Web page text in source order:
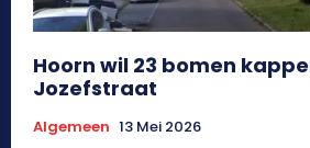
Hoorn wil 23 bomen
Jozefstraat
Algemeen 13 Mei 2026